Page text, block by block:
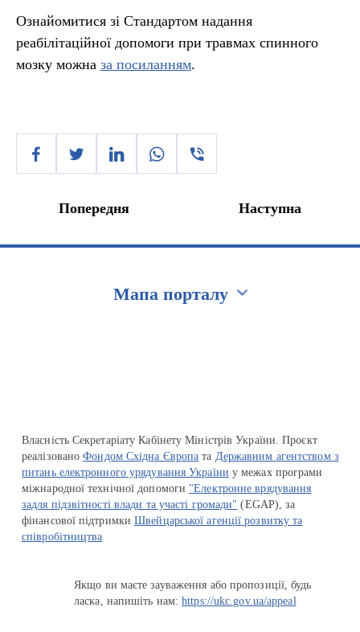
Ознайомитися зі Стандартом надання
реабілітаційної допомоги при травмах спинного
мозку можна за посиланням.
Попередня Наступна
Мапа порталу
Власність Секретаріату Кабінету Міністрів України. Проєкт
реалізованоФондом Східна Європа та Державним агентством з
питань електронного урядування України у межах програми
міжнародної технічної допомоги "Електронне врядування
задля підзвітності влади та участі громади" (EGAP), за
фінансової підтримкиШвейцарської агенції розвитку та
співробітництва
Якщо ви маєте зауваження або пропозиції, будь
ласка, напишіть нам:https://ukc.gov.ua/appeal